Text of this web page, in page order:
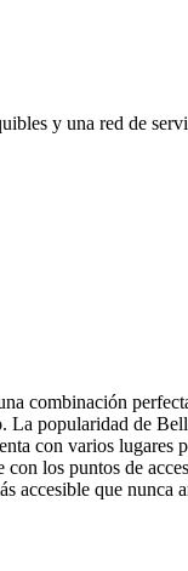
y una red de
combinación
popularidad de
con varios
los puntos de
accesible que nunca